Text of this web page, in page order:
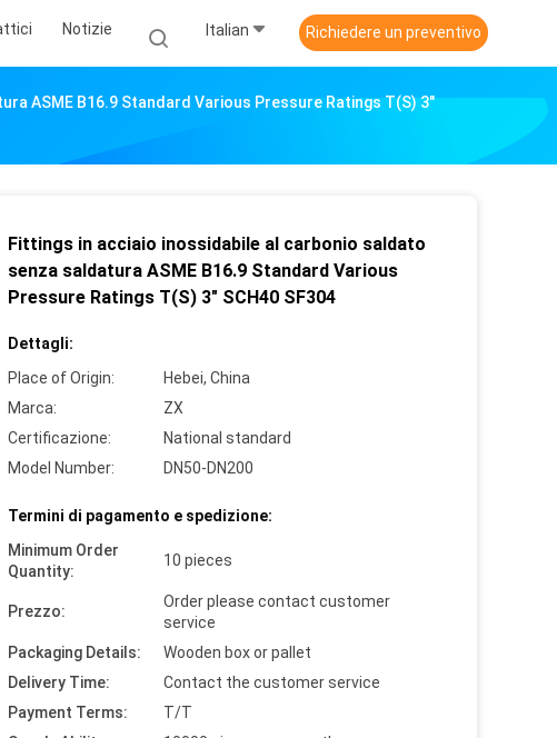
Notizie Italian Richiedere un preventivo
ASME B16.9 Standard Various Pressure Ratings T(S) 3"
Fittings in acciaio inossidabile al carbonio saldato
senza saldatura ASME B16.9 Standard Various
Pressure Ratings T(S) 3" SCH40 SF304
Dettagli:
Place of Origin:
Hebei, China
Marca:
ZX
Certificazione:
National standard
Model Number:
DN50-DN200
Termini di pagamento e spedizione:
Minimum Order
Quantity:
10 pieces
Prezzo:
Order please contact customer
service
Packaging Details:
Wooden box or pallet
Delivery Time:
Contact the customer service
Payment Terms:
T/T